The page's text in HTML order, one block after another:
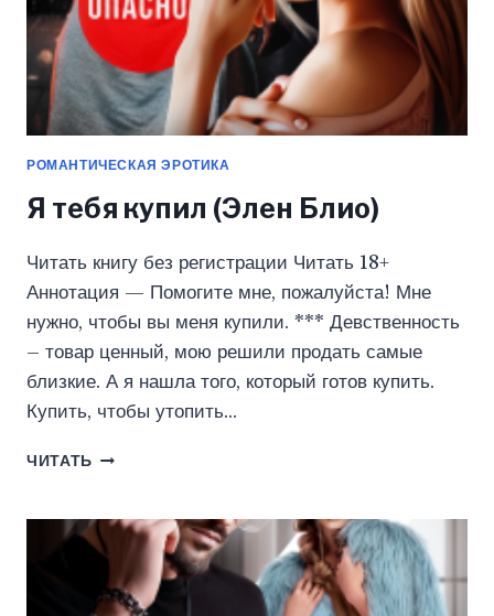
РОМАНТИЧЕСКАЯ ЭРОТИКА
Я тебя купил (Элен Блио)
Читать книгу без регистрации Читать 18+
Аннотация — Помогите мне, пожалуйста! Мне
нужно, чтобы вы меня купили. *** Девственность
– товар ценный, мою решили продать самые
близкие. А я нашла того, который готов купить.
Купить, чтобы утопить…
ЧИТАТЬ Я
(ЭЛЕН
БЛИО)